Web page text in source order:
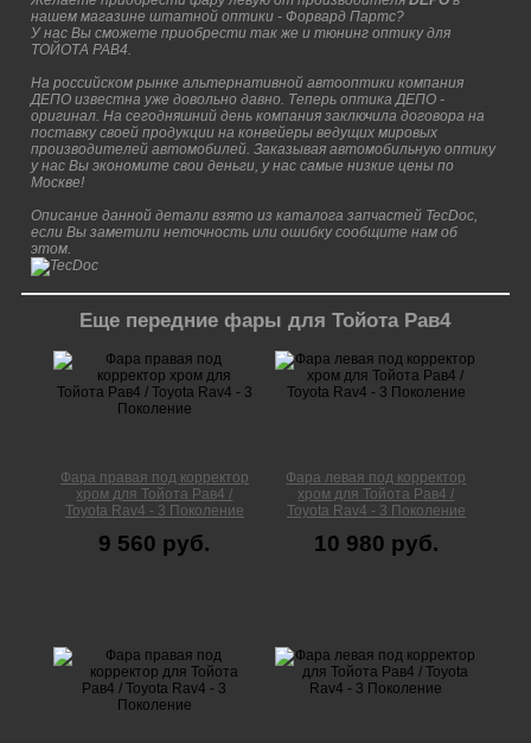
нашем магазине штатной оптики - Форвард Партс?
У нас Вы сможете приобрести так же и тюнинг оптику для
ТОЙОТА РАВ4.
На российском рынке альтернативной автооптики компания
ДЕПО известна уже довольно давно. Теперь оптика ДЕПО -
оригинал. На сегодняшний день компания заключила договора на
поставку своей продукции на конвейеры ведущих мировых
производителей автомобилей. Заказывая автомобильную оптику
у нас Вы экономите свои деньги, у нас самые низкие цены по
Москве!
Описание данной детали взято из каталога запчастей TecDoc,
если Вы заметили неточность или ошибку сообщите нам об
этом.
Еще передние фары для Тойота Рав4
Фара правая под корректор
хром для Тойота Рав4 /
Toyota Rav4 - 3 Поколение
9 560 руб.
Фара левая под корректор
хром для Тойота Рав4 /
Toyota Rav4 - 3 Поколение
10 980 руб.